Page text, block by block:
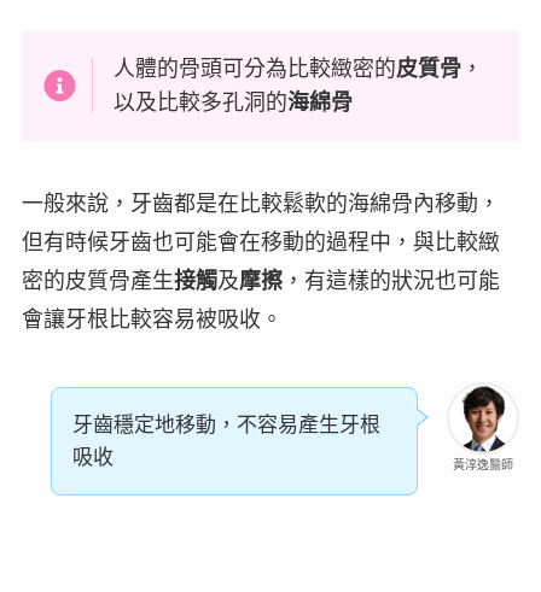
人體的骨頭可分為比較緻密的皮質骨 ，
以及比較多孔洞的海綿骨
一般來說，牙齒都是在比較鬆軟的海綿骨內移動，
但有時候牙齒也可能會在移動的過程中，與比較緻
密的皮質骨產生接觸及摩擦，有這樣的狀況也可能
會讓牙根比較容易被吸收。
黃淳逸醫師
牙齒穩定地移動，不容易產生牙根
吸收